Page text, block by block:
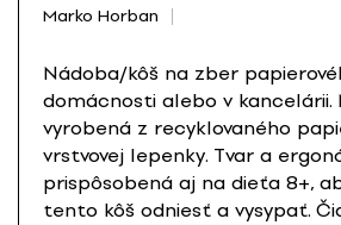
Marko Horban
Nádoba/kôš na zber
domácnosti alebo v kancelárii.
vyrobená z recyklovaného
vrstvovej lepenky. Tvar a
prispôsobená aj na dieťa 8+,
tento kôš odniesť a vysypať.